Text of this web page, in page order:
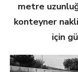
metre
konteyner
için